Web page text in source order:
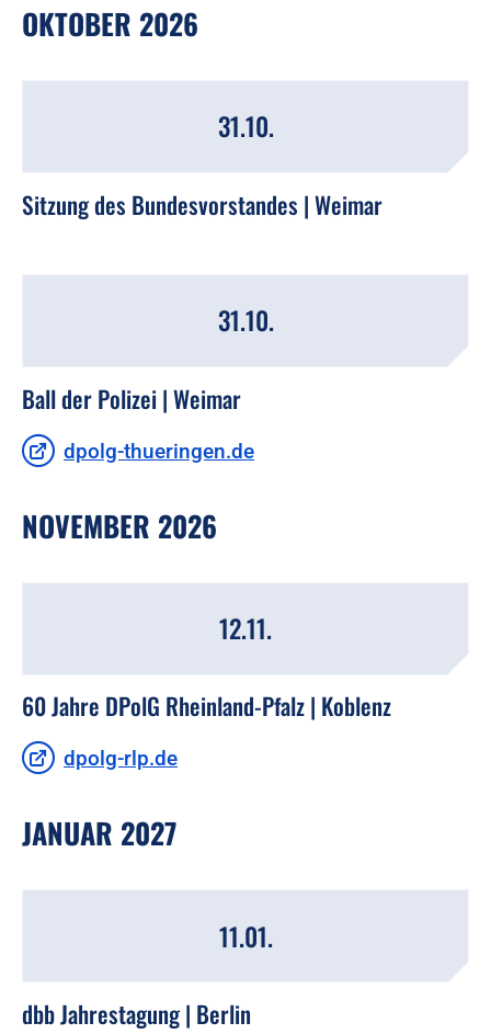
OKTOBER 2026
31.10.
Sitzung des Bundesvorstandes | Weimar
31.10.
Ball der Polizei | Weimar
dpolg-thueringen.de
NOVEMBER 2026
12.11.
60 Jahre DPolG Rheinland-Pfalz | Koblenz
dpolg-rlp.de
JANUAR 2027
11.01.
dbb Jahrestagung | Berlin